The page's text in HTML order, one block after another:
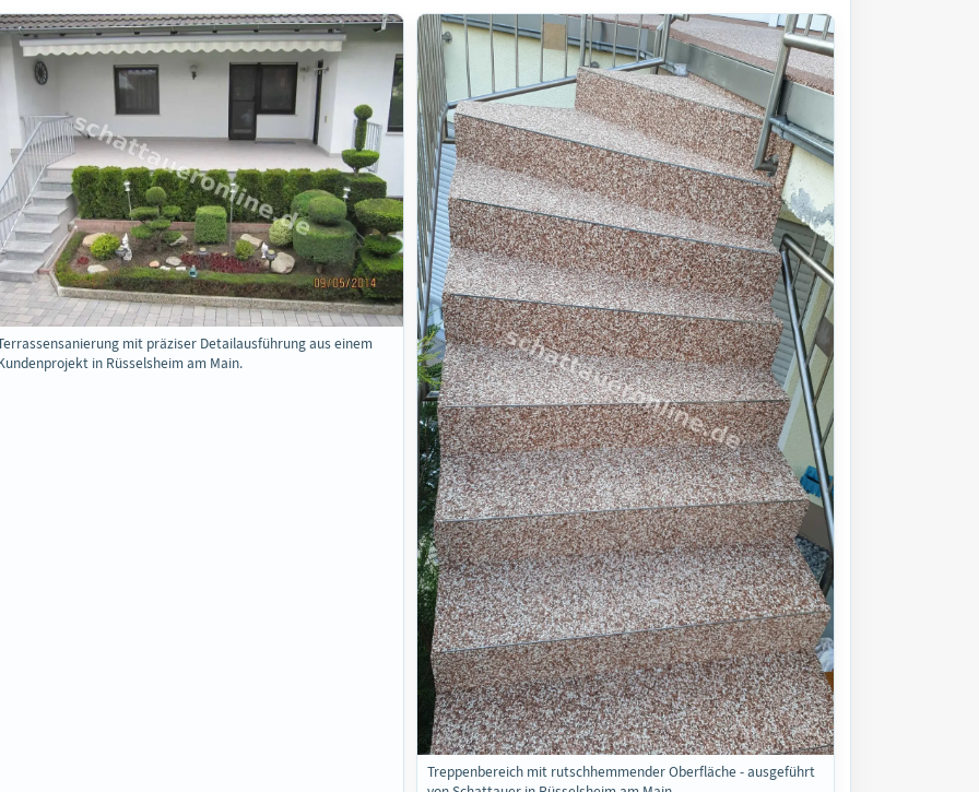
mit präziser Detailausführung aus einem
in Rüsselsheim am Main.
Treppenbereich mit rutschhemmender Oberfläche - ausgeführt